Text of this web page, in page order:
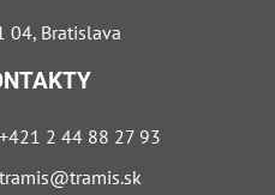
04, Bratislava
+421 2 44 88 27 93
tramis@tramis.sk